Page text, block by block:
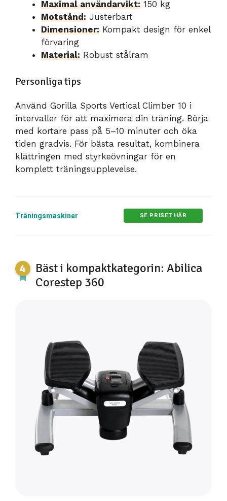
Maximal användarvikt: 150 kg
Motstånd: Justerbart
Dimensioner: Kompakt design för enkel
förvaring
Material: Robust stålram
Personliga tips
Använd Gorilla Sports Vertical Climber 10 i
intervaller för att maximera din träning. Börja
med kortare pass på 5–10 minuter och öka
tiden gradvis. För bästa resultat, kombinera
klättringen med styrkeövningar för en
komplett träningsupplevelse.
Träningsmaskiner SE PRISET HÄR
Bäst i kompaktkategorin: Abilica
Corestep 360